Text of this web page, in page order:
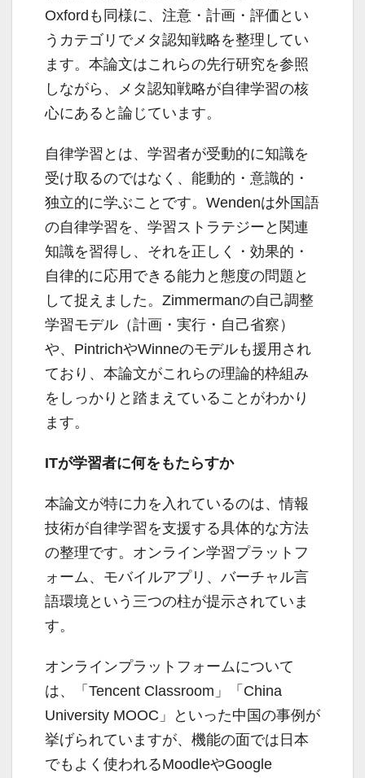
Oxfordも同様に、注意・計画・評価とい
うカテゴリでメタ認知戦略を整理してい
ます。本論文はこれらの先行研究を参照
しながら、メタ認知戦略が自律学習の核
心にあると論じています。
自律学習とは、学習者が受動的に知識を
受け取るのではなく、能動的・意識的・
独立的に学ぶことです。Wendenは外国語
の自律学習を、学習ストラテジーと関連
知識を習得し、それを正しく・効果的・
自律的に応用できる能力と態度の問題と
して捉えました。Zimmermanの自己調整
学習モデル（計画・実行・自己省察）
や、PintrichやWinneのモデルも援用され
ており、本論文がこれらの理論的枠組み
をしっかりと踏まえていることがわかり
ます。
ITが学習者に何をもたらすか
本論文が特に力を入れているのは、情報
技術が自律学習を支援する具体的な方法
の整理です。オンライン学習プラットフ
ォーム、モバイルアプリ、バーチャル言
語環境という三つの柱が提示されていま
す。
オンラインプラットフォームについて
は、「Tencent Classroom」「China
University MOOC」といった中国の事例が
挙げられていますが、機能の面では日本
でもよく使われるMoodleやGoogle